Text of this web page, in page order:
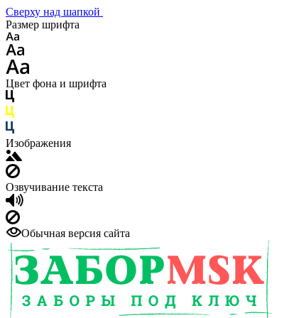
Сверху над шапкой
Размер шрифта
Цвет фона и шрифта
Изображения
Озвучивание текста
Обычная версия сайта